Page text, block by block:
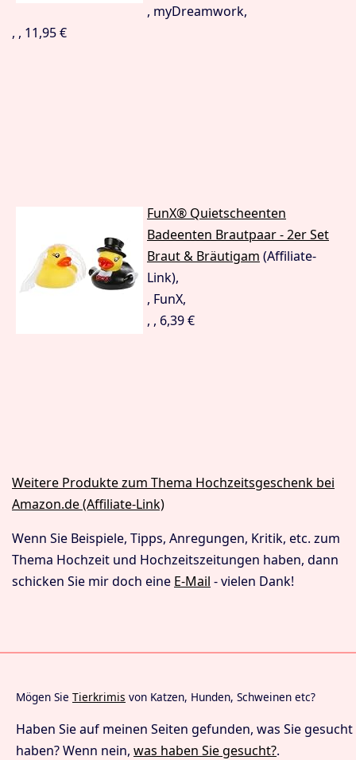
, myDreamwork,
, , 11,95 €
FunX® Quietscheenten
Badeenten Brautpaar - 2er Set
Braut & Bräutigam (Affiliate-
Link),
, FunX,
, , 6,39 €
Weitere Produkte zum Thema Hochzeitsgeschenk bei
Amazon.de (Affiliate-Link)
Wenn Sie Beispiele, Tipps, Anregungen, Kritik, etc. zum
Thema Hochzeit und Hochzeitszeitungen haben, dann
schicken Sie mir doch eine E-Mail - vielen Dank!
Mögen Sie Tierkrimis von Katzen, Hunden, Schweinen etc?
Haben Sie auf meinen Seiten gefunden, was Sie gesucht
haben? Wenn nein, was haben Sie gesucht?.